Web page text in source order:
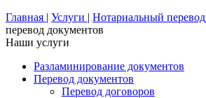
Главная | Услуги | Нотариальный перевод
перевод документов
Наши услуги
Разламинирование документов
Перевод документов
Перевод договоров